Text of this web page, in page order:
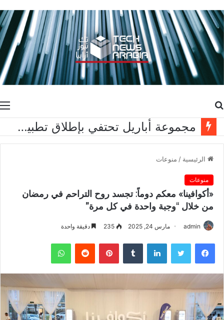
عن
مجموعة أباريل تحتفي بإطلاق تطبيق آيڤي بالتزامن مع حملة العودة إلى المدارس
الرئيسية / منوعات
منوعات
«أكوافينا» معكم دوماً: تجسد روح التراحم في رمضان
من خلال “وجبة واحدة في كل مرة”
admin مارس 24, 2025 235 دقيقة واحدة
فيسبوك تويتر لينكدإن بينتيريست واتساب